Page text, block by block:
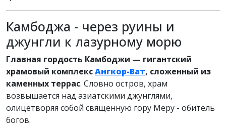
Камбоджа - через руины и
джунгли к лазурному морю
Главная гордость Камбоджи — гигантский
храмовый комплексАнгкор-Ват, сложенный из
каменных террас. Словно остров, храм
возвышается над азиатскими джунглями,
олицетворяя собой священную гору Меру - обитель
богов.